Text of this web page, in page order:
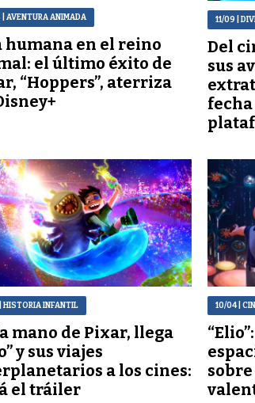
| AVENTURA ANIMADA
humana en el reino
el último éxito de
“Hoppers”, aterriza
11/09 |
Del
sus
| HISTORIA INFANTIL
mano de Pixar, llega
y sus viajes
a los cines:
el tráiler
10/04|